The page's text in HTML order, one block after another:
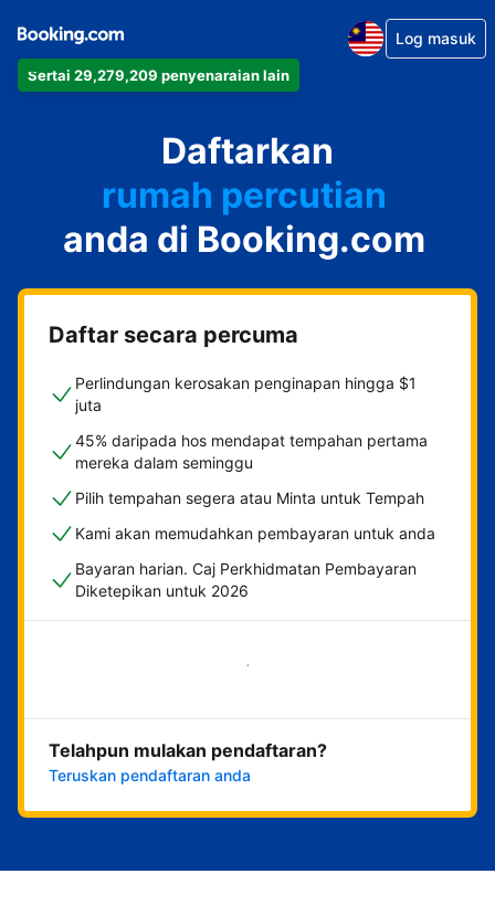
Sertai 29,279,209 penyenaraian lain
Log masuk
Daftarkan
apartmen
hotel
rumah percutian
rumah tamu
penginapan dan sarapan
anda di Booking.com
Daftar secara percuma
Perlindungan kerosakan penginapan hingga $1
juta
45% daripada hos mendapat tempahan pertama
mereka dalam seminggu
Pilih tempahan segera atau Minta untuk Tempah
Kami akan memudahkan pembayaran untuk anda
Bayaran harian. Caj Perkhidmatan Pembayaran
Diketepikan untuk 2026
Mulakan sekarang
Telahpun mulakan pendaftaran?
Teruskan pendaftaran anda